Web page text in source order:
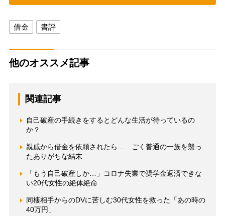
借金 書評
他のオススメ記事
関連記事
自己破産の手続きをするとどんな生活が待っているの
か？
親戚から借金を依頼されたら… ごく普通の一族を襲っ
たありがちな結末
「もう自己破産しか…」コロナ失業で奨学金返済できな
い20代女性の絶体絶命
同棲相手からのDVに苦しむ30代女性を救った「あの時の
40万円」